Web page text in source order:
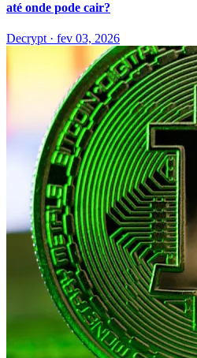
até onde pode cair?
Decrypt · fev 03, 2026